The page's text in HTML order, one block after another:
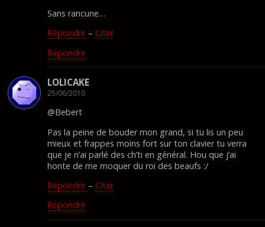
Sans rancune…
Répondre – Citer
Répondre
LOLICAKE
25/06/2010
@Bebert
Pas la peine de bouder mon grand, si tu lis un peu
mieux et frappes moins fort sur ton clavier tu verra
que je n’ai parlé des ch’ti en général. Hou que j’ai
honte de me moquer du roi des beaufs :/
Répondre – Citer
Répondre